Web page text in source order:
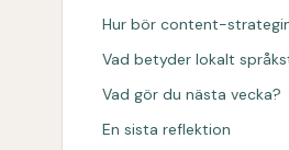
Hur bör content-
Vad betyder lokalt
Vad gör du nästa vecka?
En sista reflektion